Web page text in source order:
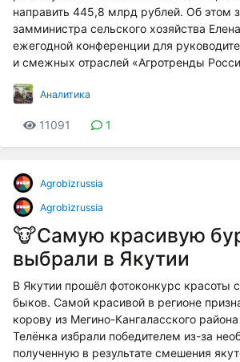
направить 445,8 млрд рублей. Об этом
замминистра сельского хозяйства
ежегодной конференции для
и смежных отраслей «Агротренды
Аналитика
11091 1
Agrobizrussia
Agrobizrussia
🐮Самую красивую
выбрали в Якутии
В Якутии прошёл фотоконкурс красоты
быков. Самой красивой в регионе
корову из Мегино-Кангаласского
Телёнка избрали победителем из-за
полученную в результате смешения